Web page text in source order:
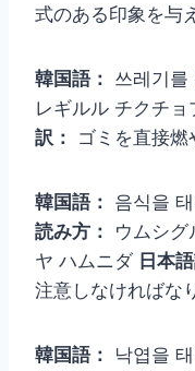
式のある印象を与
韓国語： 쓰레기를
レギルル チクチ
訳：
ゴミを直接燃
韓国語： 음식을
読み方：
ウムシ
ヤ ハムニダ 日本語
注意しなければな
韓国語：
낙엽을